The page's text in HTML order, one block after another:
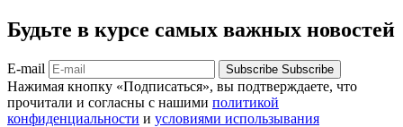
Будьте в курсе самых важных новостей
E-mail Subscribe Subscribe
Нажимая кнопку «Подписаться», вы подтверждаете, что
прочитали и согласны с нашими политикой
конфиденциальности и условиями использывания